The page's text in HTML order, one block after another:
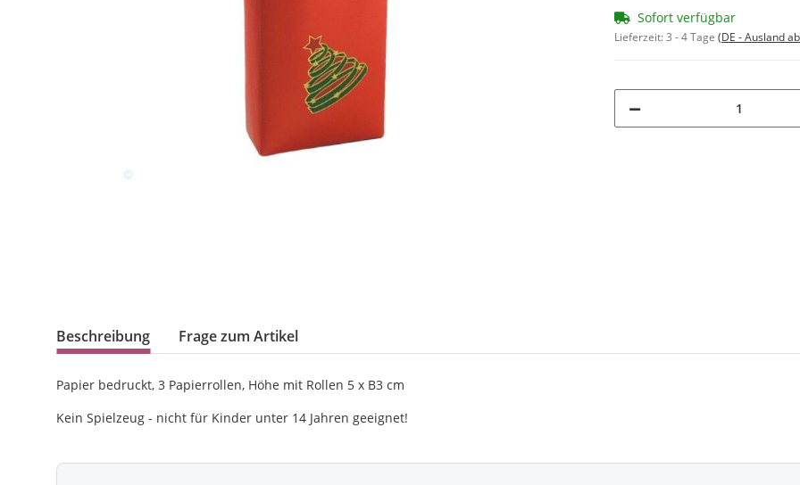
Sofort verfügbar
Lieferzeit:3 - 4 Tage (DE - Ausland
Beschreibung Frage zum Artikel
Papier bedruckt, 3 Papierrollen, Höhe mit Rollen 5 x B3 cm
Kein Spielzeug - nicht für Kinder unter 14 Jahren geeignet!